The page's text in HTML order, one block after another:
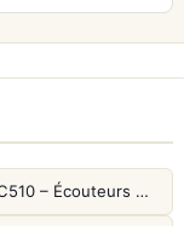
Sony WF-C510 – Écouteurs True Wireless compacts, autonomie 22h et multipoint